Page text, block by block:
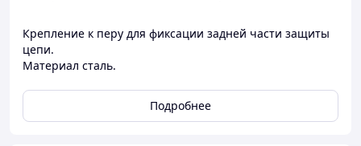
Крепление к перу для фиксации задней части защиты
цепи.
Материал сталь.
Подробнее